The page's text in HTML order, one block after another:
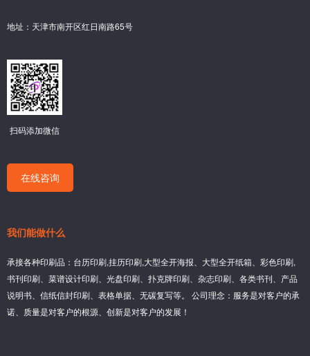
地址：天津市南开区红日南路65号
扫码添加微信
在线咨询
我们能做什么
承接各种印刷品：台历印刷,挂历印刷,大型全开海报、大型全开纸箱、彩色印刷,
书刊印刷、菜谱设计印刷、光盘印刷、扑克牌印刷、杂志印刷、各类书刊、产品
说明书、信纸信封印刷、表格单据、无碳复写等。 公司理念：服务是对客户的承
诺、质量是对客户的根源、创新是对客户的发展！